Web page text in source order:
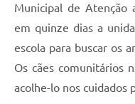
Municipal de Atenção
em quinze dias a
escola para buscar os
Os cães comunitários
acolhe-lo nos cuidados